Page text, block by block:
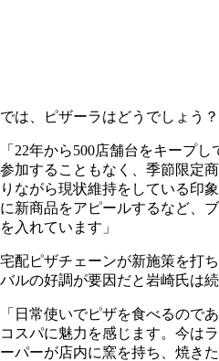
では、ピザーラはどうでしょう？
「22年から500店舗台をキープ
参加することもなく、季節限定
りながら現状維持をしている印
に新商品をアピールするなど、
を入れています」
宅配ピザチェーンが新施策を打
バルの好調が要因だと岩崎氏は続
「日常使いでピザを食べるので
コスパに魅力を感じます。今は
ーパーが店内に窯を持ち、焼き